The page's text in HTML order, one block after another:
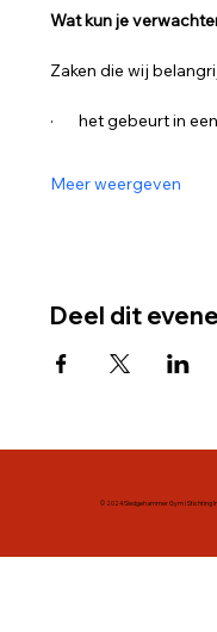
Wat kun je
Zaken die wij
·       het gebeurt in
Meer weergeven
Deel dit
© 2024 Sledgehammer Gym l Stichting